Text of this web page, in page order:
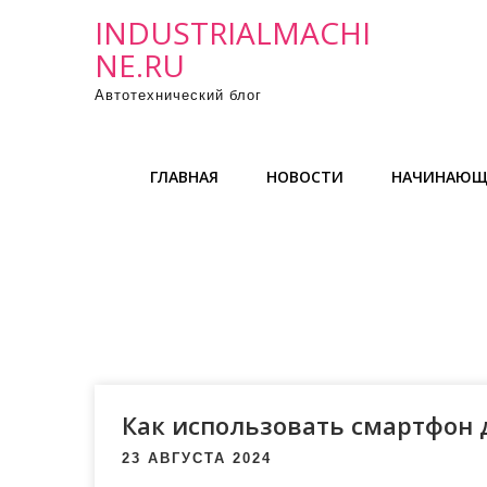
INDUSTRIALMACHI
NE.RU
Автотехнический блог
ГЛАВНАЯ НОВОСТИ
Как использовать смартфон
23 АВГУСТА 2024